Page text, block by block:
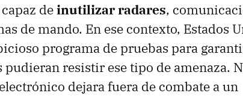
deinutilizar radares,
de mando. En ese contexto, Estados
programa de pruebas para
pudieran resistir ese tipo de amenaza.
dejara fuera de combate a un